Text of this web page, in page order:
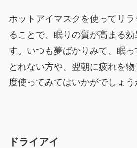
ホットアイマスクを使ってリ
ることで、眠りの質が高まる効
す。いつも夢ばかりみて、眠
とれない方や、翌朝に疲れを
度使ってみてはいかがでしょう
ドライアイ